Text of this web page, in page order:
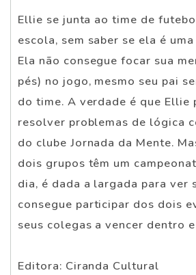
Ellie se junta ao time de
escola, sem saber se ela é
Ela não consegue focar sua
pés) no jogo, mesmo seu pai
do time. A verdade é que Ellie
resolver problemas de lógica
do clube Jornada da Mente.
dois grupos têm um
dia, é dada a largada para ver
consegue participar dos dois
seus colegas a vencer dentro
Editora: Ciranda Cultural